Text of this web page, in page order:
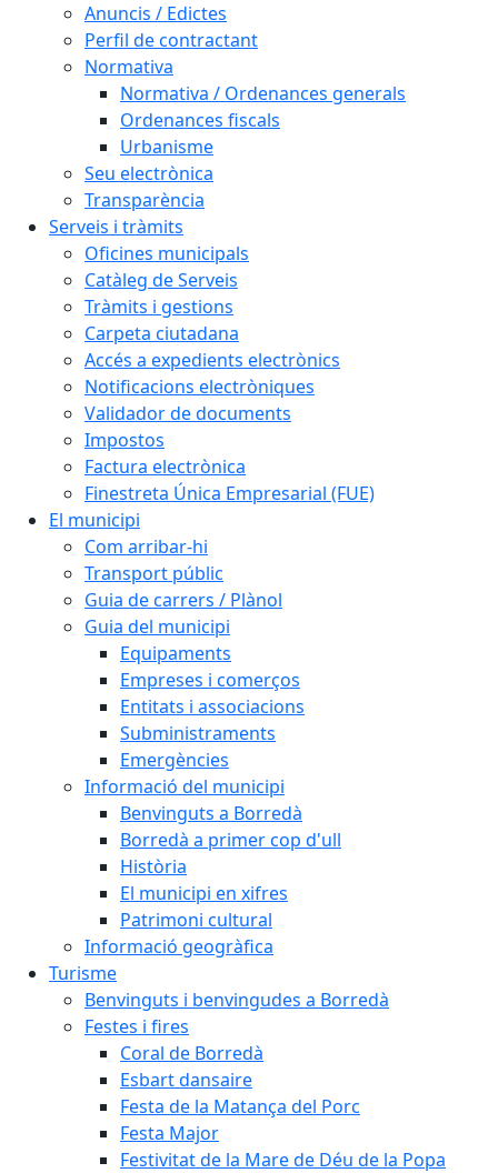
Anuncis / Edictes
Perfil de contractant
Normativa
Normativa / Ordenances generals
Ordenances fiscals
Urbanisme
Seu electrònica
Transparència
Serveis i tràmits
Oficines municipals
Catàleg de Serveis
Tràmits i gestions
Carpeta ciutadana
Accés a expedients electrònics
Notificacions electròniques
Validador de documents
Impostos
Factura electrònica
Finestreta Única Empresarial (FUE)
El municipi
Com arribar-hi
Transport públic
Guia de carrers / Plànol
Guia del municipi
Equipaments
Empreses i comerços
Entitats i associacions
Subministraments
Emergències
Informació del municipi
Benvinguts a Borredà
Borredà a primer cop d'ull
Història
El municipi en xifres
Patrimoni cultural
Informació geogràfica
Turisme
Benvinguts i benvingudes a Borredà
Festes i fires
Coral de Borredà
Esbart dansaire
Festa de la Matança del Porc
Festa Major
Festivitat de la Mare de Déu de la Popa